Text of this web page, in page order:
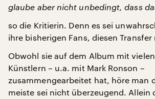
glaube aber nicht unbedingt, dass
so die Kritierin. Denn es sei
ihre bisherigen Fans, diesen
Obwohl sie auf dem Album mit
Künstlern – u.a. mit Mark Ronson –
zusammengearbeitet hat, höre man
meiste sei nicht überzeugend. Allein